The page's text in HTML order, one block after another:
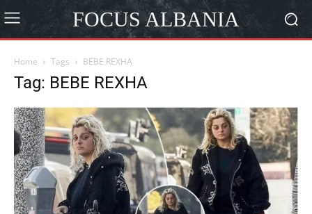
FOCUS ALBANIA
Home Tags BEBE REXHA
Tag: BEBE REXHA